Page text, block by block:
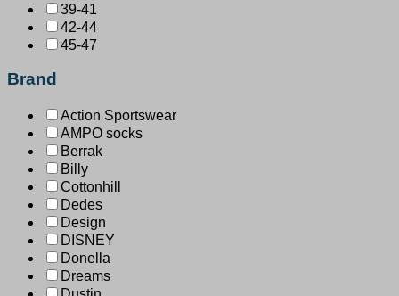
39-41
42-44
45-47
Brand
Action Sportswear
AMPO socks
Berrak
Billy
Cottonhill
Dedes
Design
DISNEY
Donella
Dreams